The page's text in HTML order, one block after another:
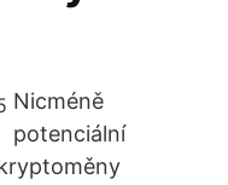
Nicméně
potenciální